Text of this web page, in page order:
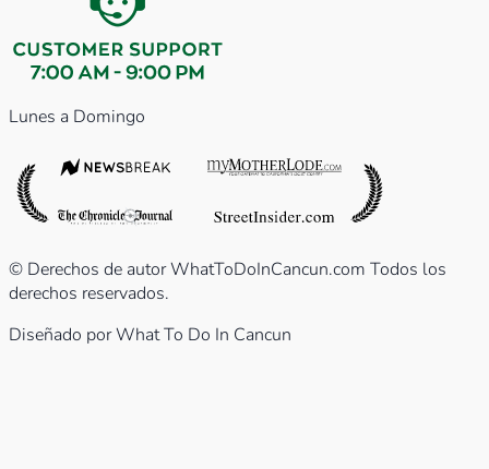
Lunes a Domingo
© Derechos de autor WhatToDoInCancun.com Todos los
derechos reservados.
Diseñado por What To Do In Cancun